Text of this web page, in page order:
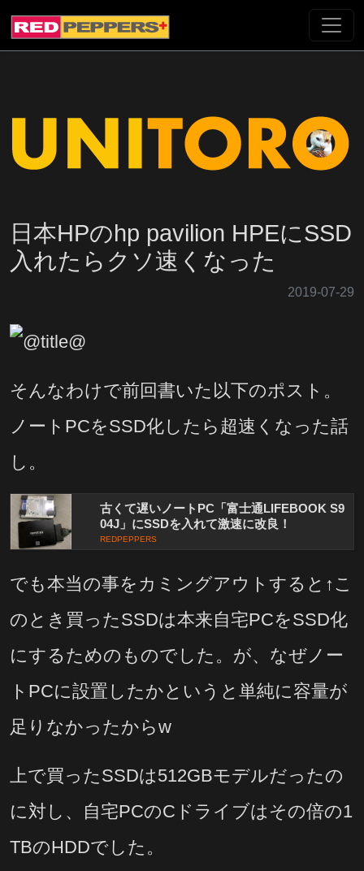
日本HPのhp pavilion HPEにSSD
入れたらクソ速くなった
2019-07-29
そんなわけで前回書いた以下のポスト。
ノートPCをSSD化したら超速くなった話
し。
古くて遅いノートPC「富士通LIFEBOOK S9
04J」にSSDを入れて激速に改良！
REDPEPPERS
でも本当の事をカミングアウトすると↑こ
のとき買ったSSDは本来自宅PCをSSD化
にするためのものでした。が、なぜノー
トPCに設置したかというと単純に容量が
足りなかったからw
上で買ったSSDは512GBモデルだったの
に対し、自宅PCのCドライブはその倍の1
TBのHDDでした。